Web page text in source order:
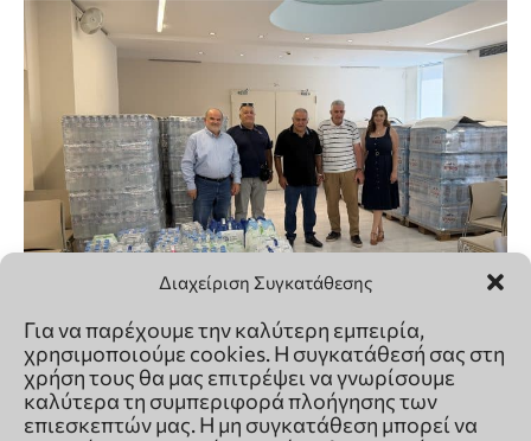
Διαχείριση Συγκατάθεσης
Για να παρέχουμε την καλύτερη εμπειρία,
χρησιμοποιούμε cookies. Η συγκατάθεσή σας στη
χρήση τους θα μας επιτρέψει να γνωρίσουμε
καλύτερα τη συμπεριφορά πλοήγησης των
επιεσκεπτών μας. Η μη συγκατάθεση μπορεί να